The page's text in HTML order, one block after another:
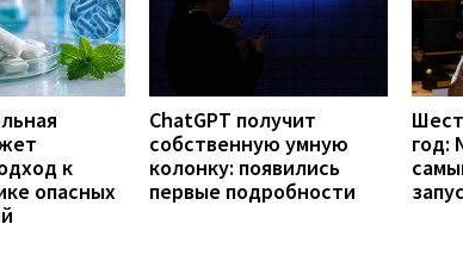
к
опасных
ChatGPT получит
собственную умную
колонку: появились
первые подробности
год: